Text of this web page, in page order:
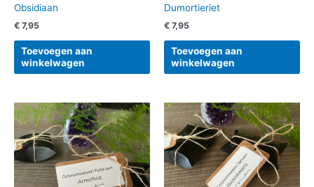
Obsidiaan
€ 7,95
Toevoegen aan
winkelwagen
Dumortieriet
€ 7,95
Toevoegen aan
winkelwagen